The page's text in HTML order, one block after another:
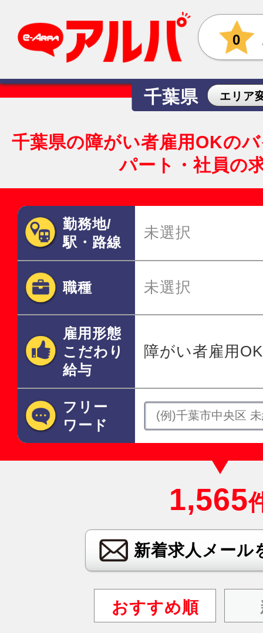
0
千葉県 エリア
千葉県の障がい者雇用OKの
パート・社員の
勤務地/
駅・路線
未選択
職種 未選択
雇用形態
こだわり
給与
障がい者雇用OK
フリー
ワード
1,565
新着求人メール
おすすめ順